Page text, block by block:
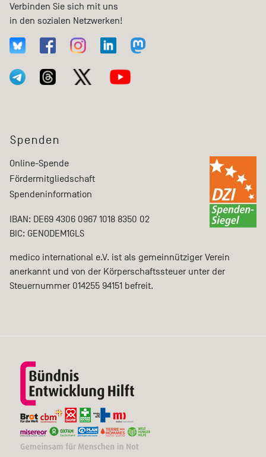
Verbinden Sie sich mit uns
in den sozialen Netzwerken!
Spenden
Online-Spende
Fördermitgliedschaft
Spendeninformation
IBAN: DE69 4306 0967 1018 8350 02
BIC: GENODEM1GLS
medico international e.V. ist als gemeinnütziger Verein
anerkannt und von der Körperschaftssteuer unter der
Steuernummer 014255 94151 befreit.